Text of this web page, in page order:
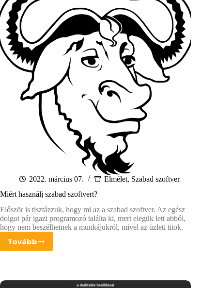
2022. március 07. Elmélet, Szabad szoftver
Miért használj szabad szoftvert?
Először is tisztázzuk, hogy mi az a szabad szoftver. Az egész
dolgot pár igazi programozó találta ki, mert elegük lett abból,
hogy nem beszélhetnek a munkájukról, mivel az üzleti titok.
Tovább
Miért